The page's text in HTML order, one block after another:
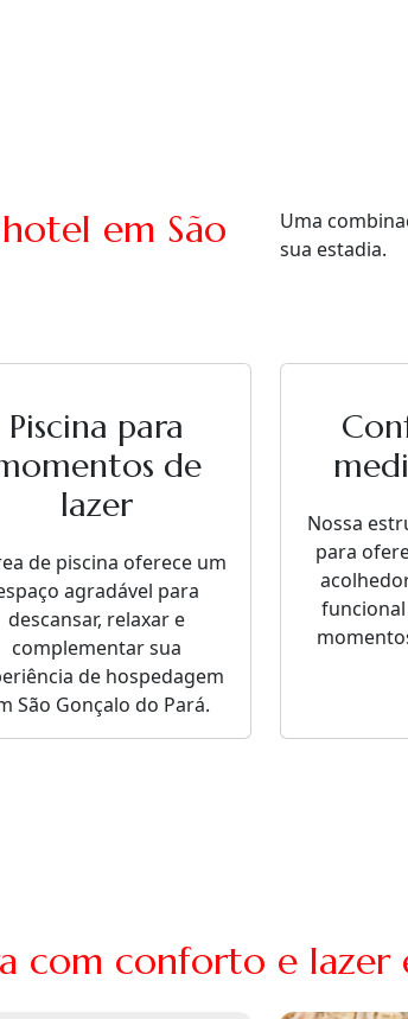
em São
Uma
sua estadia.
Piscina para
de
lazer
de piscina oferece um
agradável para
descansar, relaxar e
complementar sua
de hospedagem
São Gonçalo do Pará.
Nossa
para
com conforto e lazer